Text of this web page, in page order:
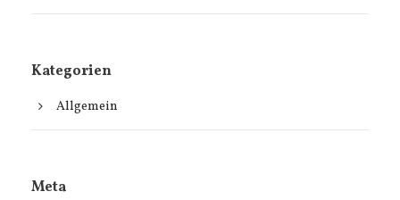
Kategorien
Allgemein
Meta